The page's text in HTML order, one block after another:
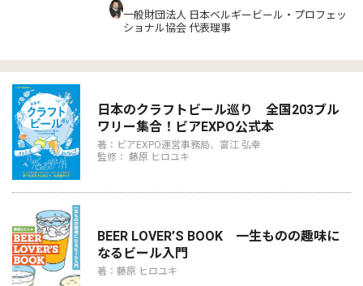
一般財団法人 日本ベルギービール・プロフェッ
ショナル協会 代表理事
日本のクラフトビール巡り 全国203ブル
ワリー集合！ビアEXPO公式本
著：ビアEXPO運営事務局、富江 弘幸
監修： 藤原 ヒロユキ
BEER LOVER’S BOOK 一生ものの趣味に
なるビール入門
著：藤原 ヒロユキ